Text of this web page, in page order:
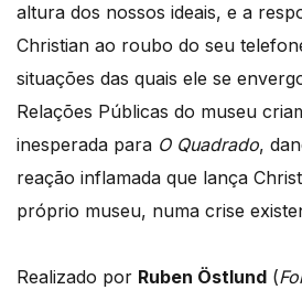
altura dos nossos ideais, e a
Christian ao roubo do seu
situações das quais ele se
Relações Públicas do museu
inesperada para O Quadrado,
reação inflamada que lança
próprio museu, numa crise
Realizado por Ruben Östlund (